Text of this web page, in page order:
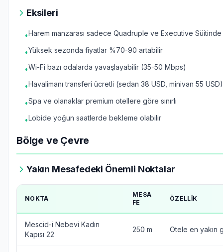
Eksileri
•Harem manzarası sadece Quadruple ve Executive Süitinde
•Yüksek sezonda fiyatlar %70-90 artabilir
•Wi-Fi bazı odalarda yavaşlayabilir (35-50 Mbps)
•Havalimanı transferi ücretli (sedan 38 USD, minivan 55 USD)
•Spa ve olanaklar premium otellere göre sınırlı
•Lobide yoğun saatlerde bekleme olabilir
Bölge ve Çevre
Yakın Mesafedeki Önemli Noktalar
NOKTA
MESA
FE
ÖZELLIK
Mescid-i Nebevi Kadın
Kapısı 22
250 m Otele en yakın